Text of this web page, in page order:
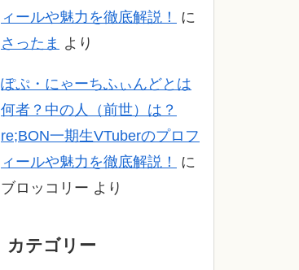
ィールや魅力を徹底解説！
に
さったま より
ぽぷ・にゃーちふぃんどとは
何者？中の人（前世）は？
re;BON一期生VTuberのプロフ
ィールや魅力を徹底解説！
に
ブロッコリー より
カテゴリー